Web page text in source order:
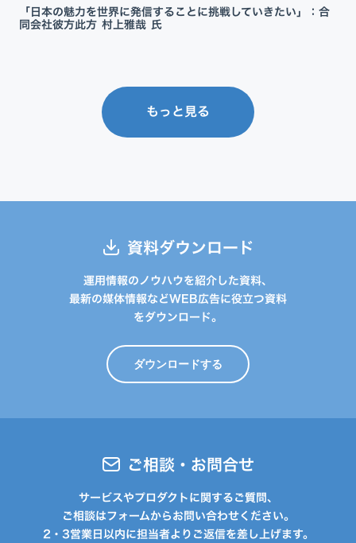
「日本の魅力を世界に発信することに挑戦していきたい」：合
同会社彼方此方 村上雅哉 氏
もっと見る
資料ダウンロード
運用情報のノウハウを紹介した資料、
最新の媒体情報などWEB広告に役立つ資料
をダウンロード。
ダウンロードする
ご相談・お問合せ
サービスやプロダクトに関するご質問、
ご相談はフォームからお問い合わせください。
2・3営業日以内に担当者よりご返信を差し上げます。